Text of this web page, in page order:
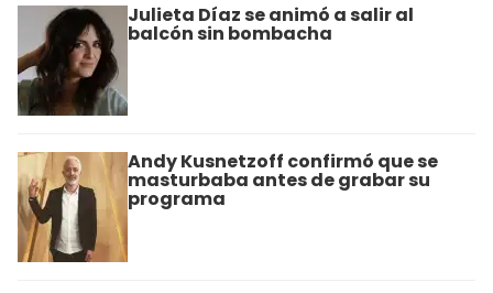
Julieta Díaz se animó a salir al
balcón sin bombacha
Andy Kusnetzoff confirmó que se
masturbaba antes de grabar su
programa